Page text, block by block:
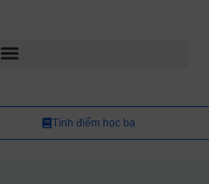
Tính điểm học bạ